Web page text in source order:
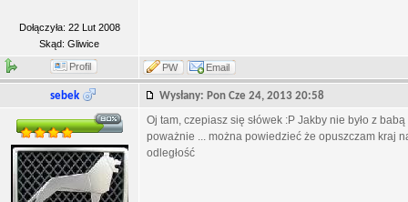
Dołączyła: 22 Lut 2008
Skąd: Gliwice
Profil PW Email
sebek Wysłany: Pon Cze 24, 2013 20:58
Oj tam, czepiasz się słówek :P Jakby nie było z
poważnie ... można powiedzieć że opuszczam kraj
odległość